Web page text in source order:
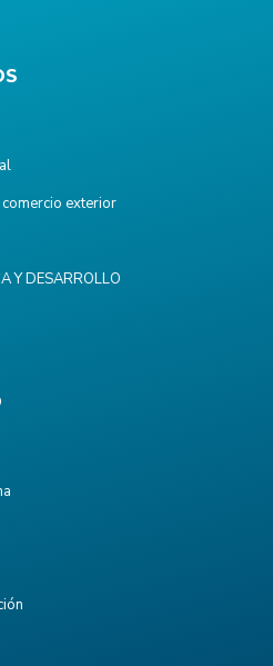
exterior
Y DESARROLLO